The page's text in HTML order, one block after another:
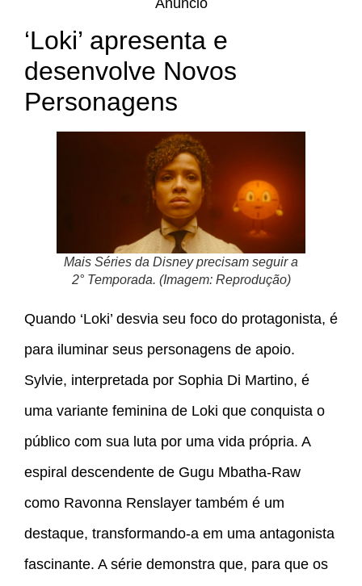
Anúncio
‘Loki’ apresenta e
desenvolve Novos
Personagens
Mais Séries da Disney precisam seguir a
2° Temporada. (Imagem: Reprodução)
Quando ‘Loki’ desvia seu foco do protagonista, é
para iluminar seus personagens de apoio.
Sylvie, interpretada por Sophia Di Martino, é
uma variante feminina de Loki que conquista o
público com sua luta por uma vida própria. A
espiral descendente de Gugu Mbatha-Raw
como Ravonna Renslayer também é um
destaque, transformando-a em uma antagonista
fascinante. A série demonstra que, para que os